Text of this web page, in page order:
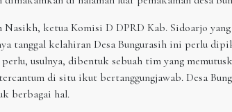
ketua Komisi D DPRD Kab. Sidoarjo yang
tanggal kelahiran Desa Bungurasih ini perlu
perlu, usulnya, dibentuk sebuah tim yang
di situ ikut bertanggungjawab. Desa
berbagai hal.